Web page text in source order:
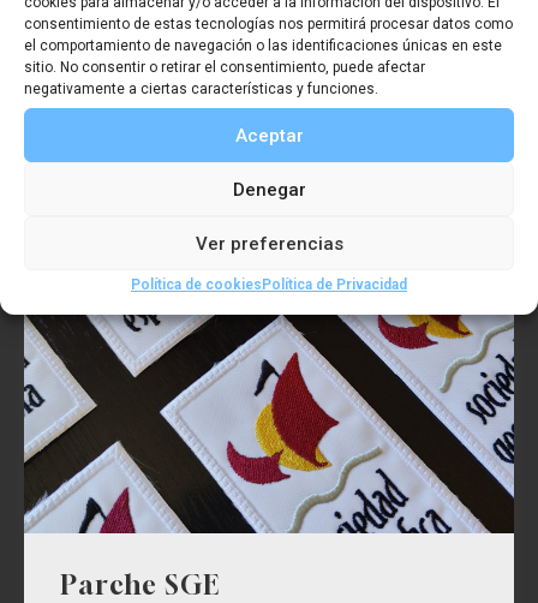
consentimiento de estas tecnologías nos permitirá procesar datos como
el comportamiento de navegación o las identificaciones únicas en este
sitio. No consentir o retirar el consentimiento, puede afectar
negativamente a ciertas características y funciones.
Aceptar
Denegar
Ver preferencias
Política de cookies Política de Privacidad
Parche SGE